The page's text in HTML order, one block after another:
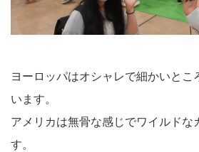
ヨーロッパはオシャレで細かいとこ
います。
アメリカは無骨な感じでワイルドな
す。